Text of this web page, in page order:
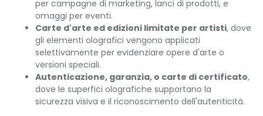
per campagne di marketing, lanci di prodotti, e
omaggi per eventi.
Carte d'arte ed edizioni limitate per artisti, dove
gli elementi olografici vengono applicati
selettivamente per evidenziare opere d'arte o
versioni speciali.
Autenticazione, garanzia, o carte di certificato,
dove le superfici olografiche supportano la
sicurezza visiva e il riconoscimento dell'autenticità.